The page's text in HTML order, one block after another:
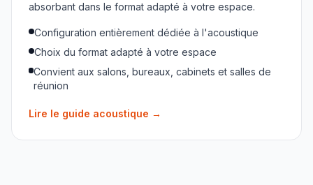
absorbant dans le format adapté à votre espace.
Configuration entièrement dédiée à l'acoustique
Choix du format adapté à votre espace
Convient aux salons, bureaux, cabinets et salles de
réunion
Lire le guide acoustique →